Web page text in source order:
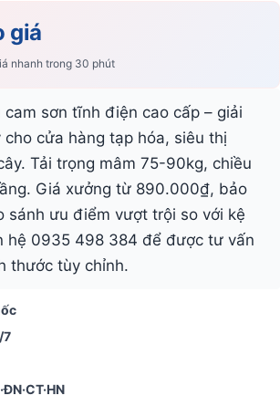
giá
nhanh trong 30 phút
cam sơn tĩnh điện cao cấp – giải
cửa hàng tạp hóa, siêu thị
Tải trọng mâm 75-90kg, chiều
Giá xưởng từ 890.000₫, bảo
sánh ưu điểm vượt trội so với kệ
hệ 0935 498 384 để được tư vấn
thước tùy chỉnh.
7